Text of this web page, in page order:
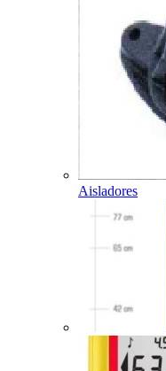
Aisladores